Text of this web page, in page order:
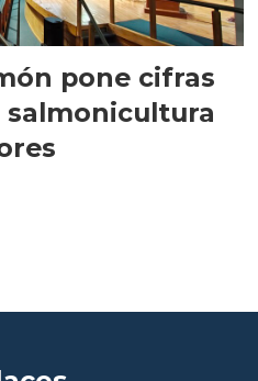
pone cifras
salmonicultura